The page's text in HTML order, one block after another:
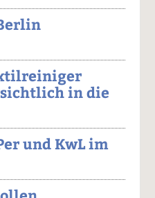
in die
und KwL im